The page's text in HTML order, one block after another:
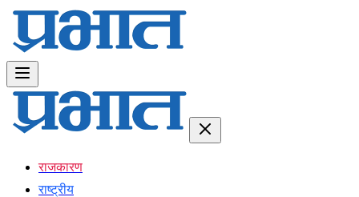
राजकारण
राष्ट्रीय